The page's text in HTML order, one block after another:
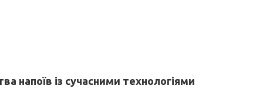
напоїв із сучасними технологіями